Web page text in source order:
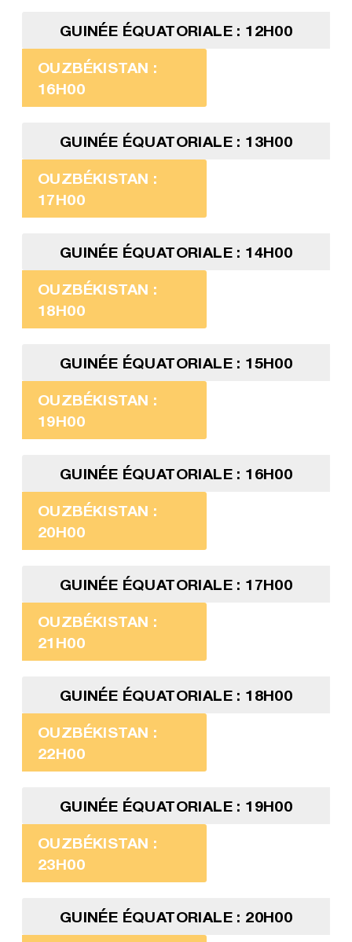
GUINÉE ÉQUATORIALE : 12H00
OUZBÉKISTAN :
16H00
GUINÉE ÉQUATORIALE : 13H00
OUZBÉKISTAN :
17H00
GUINÉE ÉQUATORIALE : 14H00
OUZBÉKISTAN :
18H00
GUINÉE ÉQUATORIALE : 15H00
OUZBÉKISTAN :
19H00
GUINÉE ÉQUATORIALE : 16H00
OUZBÉKISTAN :
20H00
GUINÉE ÉQUATORIALE : 17H00
OUZBÉKISTAN :
21H00
GUINÉE ÉQUATORIALE : 18H00
OUZBÉKISTAN :
22H00
GUINÉE ÉQUATORIALE : 19H00
OUZBÉKISTAN :
23H00
GUINÉE ÉQUATORIALE : 20H00